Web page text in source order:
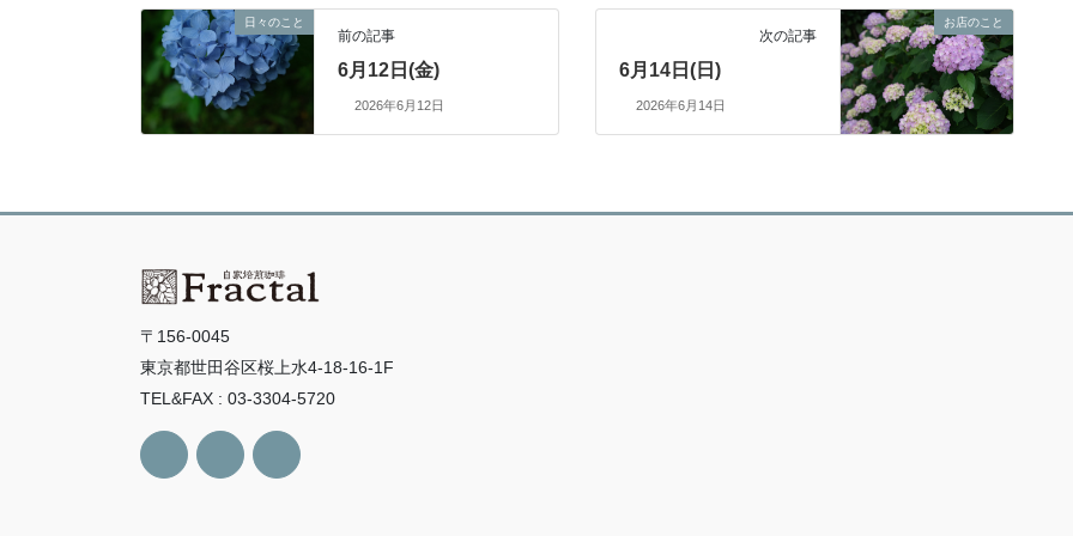
日々のこと
前の記事
6月12日(金)
2026年6月12日
お店のこと
次の記事
6月14日(日)
2026年6月14日
〒156-0045
東京都世田谷区桜上水4-18-16-1F
TEL&FAX : 03-3304-5720